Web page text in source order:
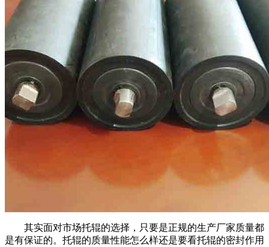
其实面对市场托辊的选择，只要是正规的生产厂家质量都
是有保证的。托辊的质量性能怎么样还是要看托辊的密封作用